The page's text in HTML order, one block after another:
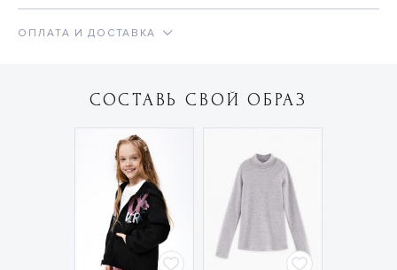
ОПЛАТА И ДОСТАВКА
СОСТАВЬ СВОЙ ОБРАЗ